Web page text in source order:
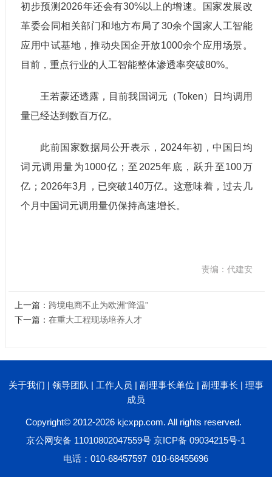
初步预测2026年还会有30%以上的增速。国家发展改
革委会同相关部门和地方布局了30余个国家人工智能
应用中试基地，推动央国企开放1000余个应用场景。
目前，重点行业的人工智能整体渗透率突破80%。
王若蒙还透露，目前我国词元（Token）日均调用
量已经达到数百万亿。
此前国家数据局公开表示，2024年初，中国日均
词元调用量为1000亿；至2025年底，跃升至100万
亿；2026年3月，已突破140万亿。这意味着，过去几
个月中国词元调用量仍保持高速增长。
责编：代建安
上一篇： 跨境电商不止为欧洲“降温”
下一篇：在重大工程现场培养人才
关于我们 | 领导团队 | 工作人员 | 副理事长单位 | 副理事长 | 理事
成员
Copyright© 2012-2026 kjcxpp.com. All rights reserved.
京公网安备 11010802047559号京ICP备 09034215号-1
电话：010-68457597 010-68455696